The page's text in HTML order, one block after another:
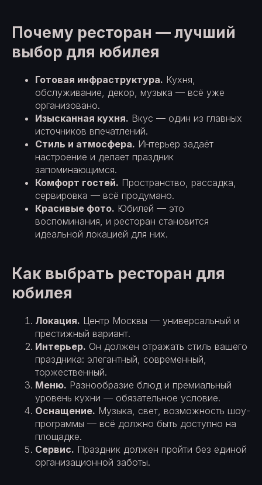
Почему ресторан — лучший
выбор для юбилея
Готовая инфраструктура. Кухня,
обслуживание, декор, музыка — всё уже
организовано.
Изысканная кухня. Вкус — один из главных
источников впечатлений.
Стиль и атмосфера. Интерьер задаёт
настроение и делает праздник
запоминающимся.
Комфорт гостей. Пространство, рассадка,
сервировка — всё продумано.
Красивые фото. Юбилей — это
воспоминания, и ресторан становится
идеальной локацией для них.
Как выбрать ресторан для
юбилея
Локация. Центр Москвы — универсальный и
престижный вариант.
Интерьер. Он должен отражать стиль вашего
праздника: элегантный, современный,
торжественный.
Меню. Разнообразие блюд и премиальный
уровень кухни — обязательное условие.
Оснащение. Музыка, свет, возможность шоу-
программы — всё должно быть доступно на
площадке.
Сервис. Праздник должен пройти без единой
организационной заботы.